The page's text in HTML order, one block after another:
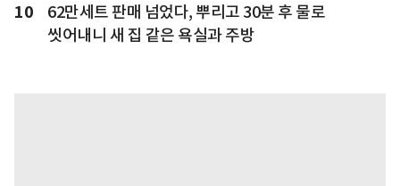
10
62만세트 판매 넘었다, 뿌리고 30분 후 물로
씻어내니 새 집 같은 욕실과 주방